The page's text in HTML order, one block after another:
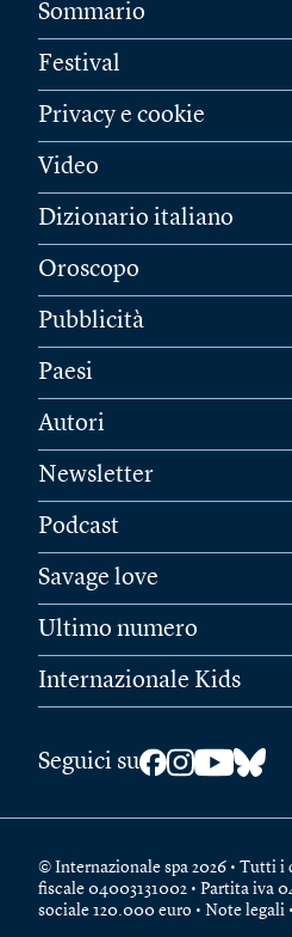
Sommario
Festival
Privacy e cookie
Video
Dizionario italiano
Oroscopo
Pubblicità
Paesi
Autori
Newsletter
Podcast
Savage love
Ultimo numero
Internazionale Kids
Seguici su
© Internazionale spa 2026 • Tutti
fiscale 04003131002 • Partita iva
sociale 120.000 euro • Note legali •